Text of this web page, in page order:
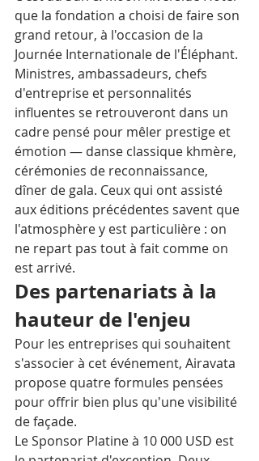
que la fondation a choisi de faire son
grand retour, à l'occasion de la
Journée Internationale de l'Éléphant.
Ministres, ambassadeurs, chefs
d'entreprise et personnalités
influentes se retrouveront dans un
cadre pensé pour mêler prestige et
émotion — danse classique khmère,
cérémonies de reconnaissance,
dîner de gala. Ceux qui ont assisté
aux éditions précédentes savent que
l'atmosphère y est particulière : on
ne repart pas tout à fait comme on
est arrivé.
Des partenariats à la
hauteur de l'enjeu
Pour les entreprises qui souhaitent
s'associer à cet événement, Airavata
propose quatre formules pensées
pour offrir bien plus qu'une visibilité
de façade.
Le Sponsor Platine à 10 000 USD est